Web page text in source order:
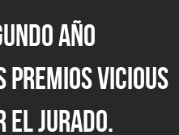
AÑO
PREMIOS VICIOUS
EL JURADO.